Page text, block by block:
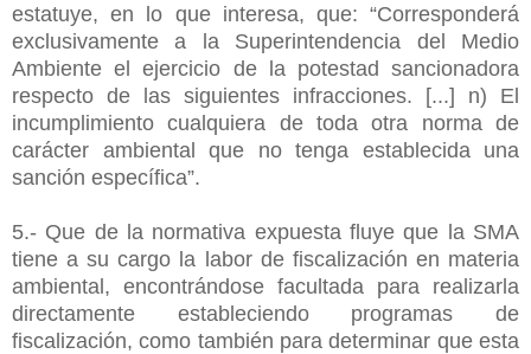
estatuye, en lo que interesa, que: “Corresponderá
exclusivamente a la Superintendencia del Medio
Ambiente el ejercicio de la potestad sancionadora
respecto de las siguientes infracciones. [...] n) El
incumplimiento cualquiera de toda otra norma de
carácter ambiental que no tenga establecida una
sanción específica”.
5.- Que de la normativa expuesta fluye que la SMA
tiene a su cargo la labor de fiscalización en materia
ambiental, encontrándose facultada para realizarla
directamente estableciendo programas de
fiscalización, como también para determinar que esta